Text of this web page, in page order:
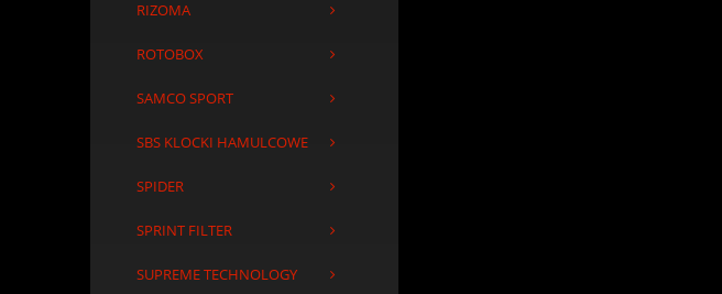
RIZOMA
ROTOBOX
SAMCO SPORT
SBS KLOCKI HAMULCOWE
SPIDER
SPRINT FILTER
SUPREME TECHNOLOGY